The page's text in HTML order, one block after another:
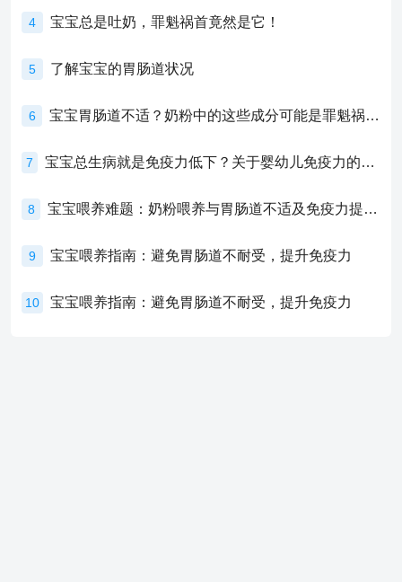
4 宝宝总是吐奶，罪魁祸首竟然是它！
5 了解宝宝的胃肠道状况
6 宝宝胃肠道不适？奶粉中的这些成分可能是罪魁祸首！
7 宝宝总生病就是免疫力低下？关于婴幼儿免疫力的真相，家长必须了解！
8 宝宝喂养难题：奶粉喂养与胃肠道不适及免疫力提升的奥秘
9 宝宝喂养指南：避免胃肠道不耐受，提升免疫力
10 宝宝喂养指南：避免胃肠道不耐受，提升免疫力